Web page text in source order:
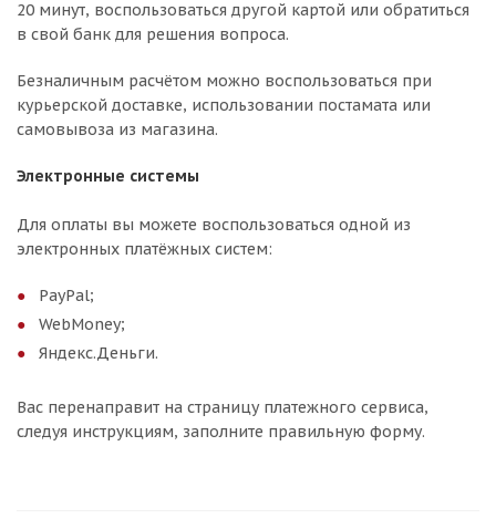
20 минут, воспользоваться другой картой или обратиться
в свой банк для решения вопроса.
Безналичным расчётом можно воспользоваться при
курьерской доставке, использовании постамата или
самовывоза из магазина.
Электронные системы
Для оплаты вы можете воспользоваться одной из
электронных платёжных систем:
PayPal;
WebMoney;
Яндекс.Деньги.
Вас перенаправит на страницу платежного сервиса,
следуя инструкциям, заполните правильную форму.